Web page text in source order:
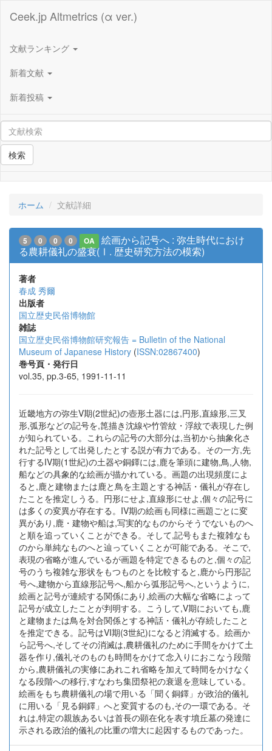
Ceek.jp Altmetrics (α ver.)
文献ランキング
新着文献
新着投稿
検索
ホーム 文献詳細
5 0 0 0 OA
絵画から記号へ : 弥生時代におけ
る農耕儀礼の盛衰(Ⅰ. 歴史研究方法の模索)
著者
春成 秀爾
出版者
国立歴史民俗博物館
雑誌
国立歴史民俗博物館研究報告 = Bulletin of the National
Museum of Japanese History (ISSN:02867400)
巻号頁・発行日
vol.35, pp.3-65, 1991-11-11
近畿地方の弥生V期(2世紀)の壺形土器には,円形,直線形,三叉
形,弧形などの記号を,箆描き沈線や竹管紋・浮紋で表現した例
が知られている。これらの記号の大部分は,当初から抽象化さ
れた記号として出発したとする説が有力である。その一方,先
行するIV期(1世紀)の土器や銅鐸には,鹿を筆頭に建物,鳥,人物,
船などの具象的な絵画が描かれている。画題の出現頻度によ
ると,鹿と建物または鹿と鳥を主題とする神話・儀礼が存在し
たことを推定しうる。円形にせよ,直線形にせよ,個々の記号に
は多くの変異が存在する。IV期の絵画も同様に画題ごとに変
異があり,鹿・建物や船は,写実的なものからそうでないものへ
と順を追っていくことができる。そして,記号もまた複雑なも
のから単純なものへと辿っていくことが可能である。そこで,
表現の省略が進んでいるが画題を特定できるものと,個々の記
号のうち複雑な形状をもつものとを比較すると,鹿から円形記
号へ,建物から直線形記号へ,船から弧形記号へ,というように,
絵画と記号が連続する関係にあり,絵画の大幅な省略によって
記号が成立したことが判明する。こうして,V期においても,鹿
と建物または鳥を対合関係とする神話・儀礼が存続したこと
を推定できる。記号はVI期(3世紀)になると消滅する。絵画か
ら記号へ,そしてその消滅は,農耕儀礼のために手間をかけて土
器を作り,儀礼そのものも時間をかけて念入りにおこなう段階
から,農耕儀礼の実修にあれこれ省略を加えて時間をかけなく
なる段階への移行,すなわち集団祭祀の衰退を意味している。
絵画をもち農耕儀礼の場で用いる「聞く銅鐸」が政治的儀礼
に用いる「見る銅鐸」へと変質するのも,その一環である。そ
れは,特定の親族あるいは首長の顕在化を表す墳丘墓の発達に
示される政治的儀礼の比重の増大に起因するものであった。